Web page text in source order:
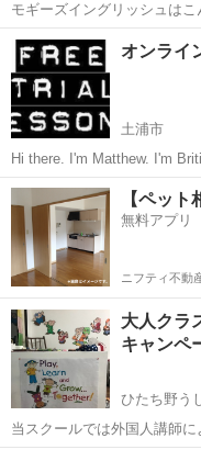
モギーズイングリッシュは
大学教授・会社員・主婦・
を施して17年以上の長年の実績があ
徒さんのニーズに...
茨城 つくば市 みど
オンライ
土浦市
Hi there. I'm Matthew. I'm British. マンスリースペシャルプライス 毎月
1回のレッスンが2500円×4回
りますので 大変お得です。
茨城 土浦市 ビジネ
【ペッ
無料アプリ
ニフティ不動
大人クラ
キャンペ
ひたち野う
当スクールでは外国人講師
制の年間40回受講システム…